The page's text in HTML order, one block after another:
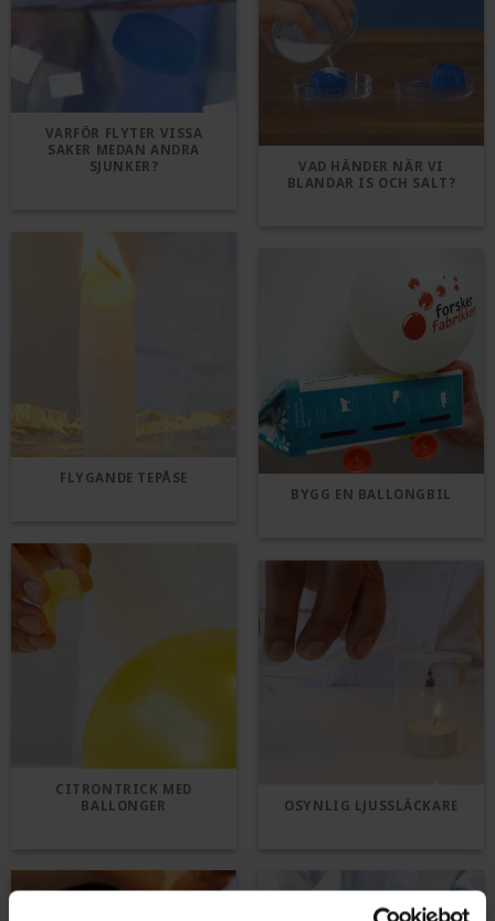
VARFÖR FLYTER VISSA
SAKER MEDAN ANDRA
SJUNKER?
VAD HÄNDER NÄR VI
BLANDAR IS OCH SALT?
FLYGANDE TEPÅSE
BYGG EN BALLONGBIL
CITRONTRICK MED
BALLONGER
OSYNLIG LJUSSLÄCKARE